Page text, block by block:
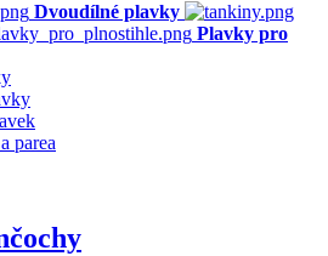
Dvoudílné plavky
Plavky pro
parea